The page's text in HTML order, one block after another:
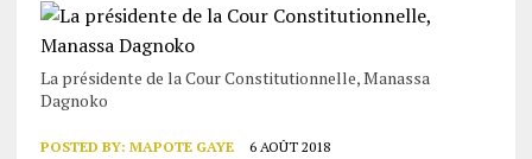
La présidente de la Cour Constitutionnelle, Manassa
Dagnoko
POSTED BY: MAPOTE GAYE 6 AOÛT 2018